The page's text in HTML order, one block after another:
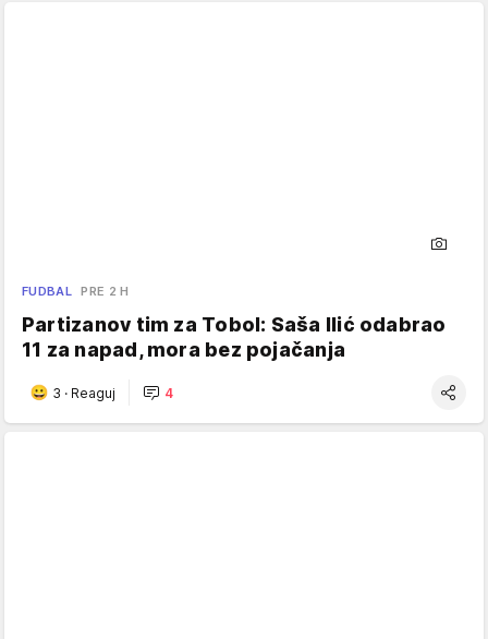
FUDBAL PRE 2 H
Partizanov tim za Tobol: Saša Ilić odabrao
11 za napad, mora bez pojačanja
3 · Reaguj 4